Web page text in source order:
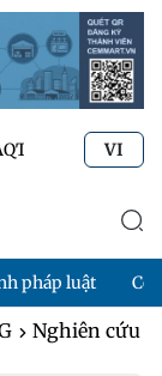
Tư vấn kỹ thuật
VI
pháp luật
Nghiên cứu